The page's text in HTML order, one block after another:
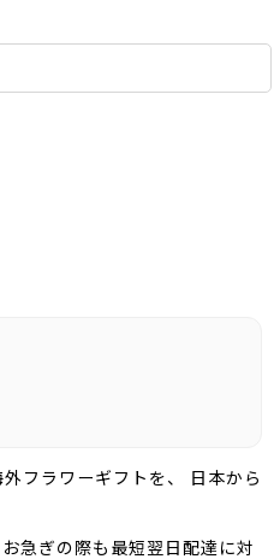
フラワーギフトを、 日本から
急ぎの際も最短翌日配達に対